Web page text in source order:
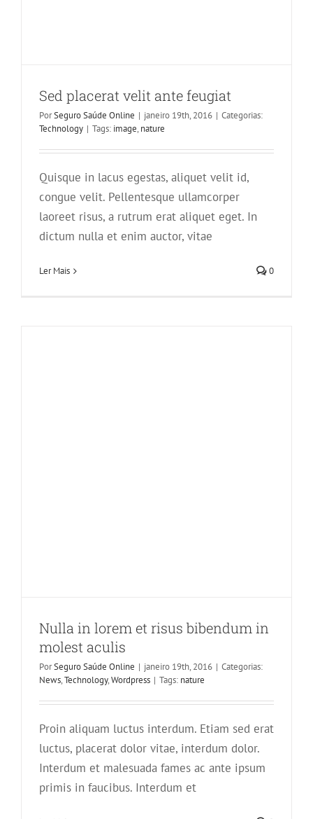
Sed placerat velit ante feugiat
PorSeguro Saúde Online | janeiro 19th, 2016 | Categorias:
Technology | Tags: image, nature
Quisque in lacus egestas, aliquet velit id,
congue velit. Pellentesque ullamcorper
laoreet risus, a rutrum erat aliquet eget. In
dictum nulla et enim auctor, vitae
Ler Mais 0
Nulla in lorem et risus bibendum in
molest aculis
News Technology Wordpress
Nulla in lorem et risus bibendum in
molest aculis
PorSeguro Saúde Online | janeiro 19th, 2016 | Categorias:
News,Technology,Wordpress | Tags: nature
Proin aliquam luctus interdum. Etiam sed erat
luctus, placerat dolor vitae, interdum dolor.
Interdum et malesuada fames ac ante ipsum
primis in faucibus. Interdum et
Integer non ligula libero
Creative Design Featured